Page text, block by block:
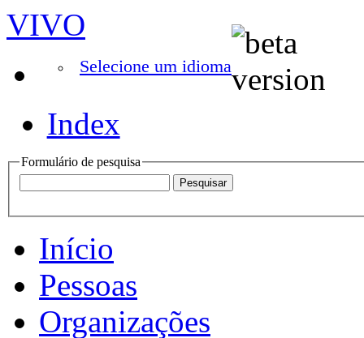
VIVO
Selecione um idioma
Index
Formulário de pesquisa
Início
Pessoas
Organizações